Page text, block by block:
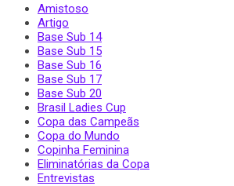
Amistoso
Artigo
Base Sub 14
Base Sub 15
Base Sub 16
Base Sub 17
Base Sub 20
Brasil Ladies Cup
Copa das Campeãs
Copa do Mundo
Copinha Feminina
Eliminatórias da Copa
Entrevistas